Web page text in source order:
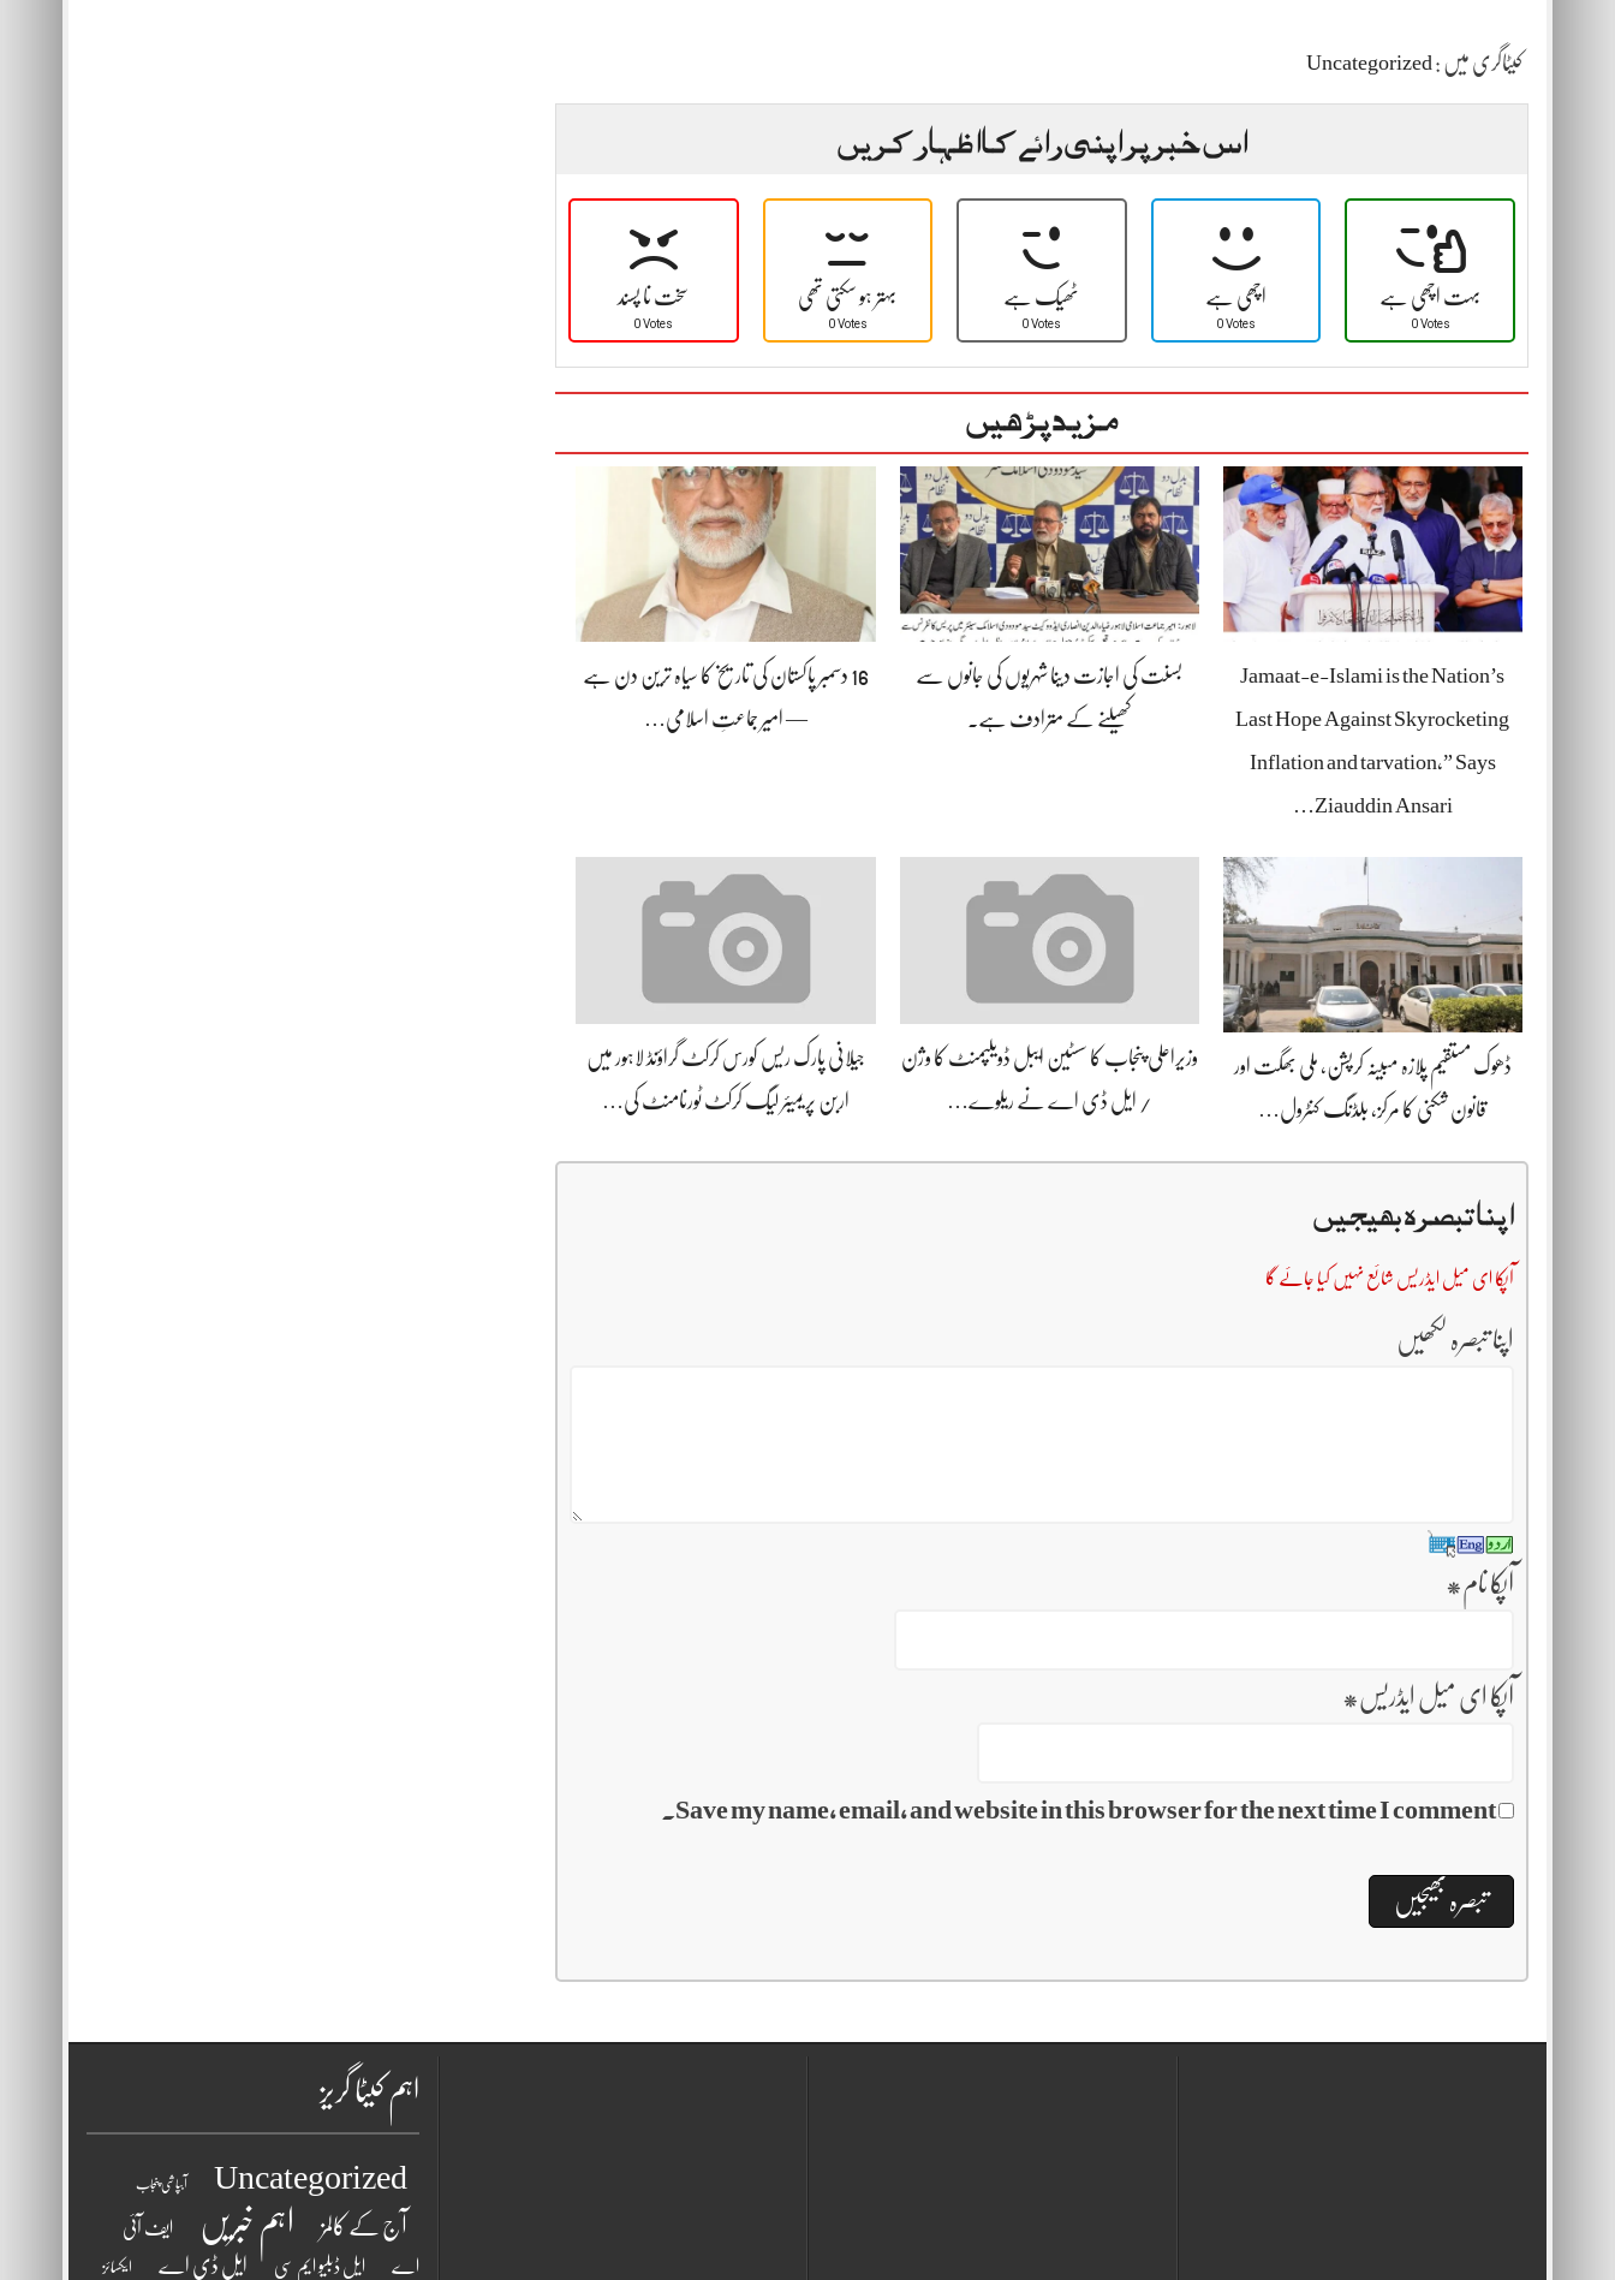
کیٹاگری میں : Uncategorized
اس خبر پر اپنی رائے کا اظہار کریں
سخت نا پسند
0 Votes
بہتر ہو سکتی تھی
0 Votes
ٹھیک ہے
0 Votes
اچھی ہے
0 Votes
بہت اچھی ہے
0 Votes
مزید پڑھیں
Jamaat-e-Islami is the Nation’s
Last Hope Against Skyrocketing
Inflation and tarvation,” Says
Ziauddin Ansari…
بسنت کی اجازت دینا شہریوں کی جانوں سے
کھیلنے کے مترادف ہے۔
16 دسمبر پاکستان کی تاریخ کا سیاہ ترین دن ہے
— امیر جماعتِ اسلامی…
ڈھوک مستقیم پلازہ مبینہ کرپشن، ملی بھگت اور
قانون شکنی کا مرکز، بلڈنگ کنٹرول…
وزیراعلی پنجاب کا سسٹین ایبل ڈویلپمنٹ کا وژن
/ ایل ڈی اے نے ریلوے…
جیلانی پارک ریس کورس کرکٹ گراؤنڈ لاہور میں
اربن پریمیئر لیگ کرکٹ ٹورنامنٹ کی…
اپنا تبصرہ بھیجیں
آپکا ای میل ایڈریس شائع نہیں کیا جائے گا
اپنا تبصرہ لکھیں
آپکا نام *
آپکا ای میل ایڈریس *
Save my name, email, and website in this browser for the next time I comment.
اہم کیٹا گریز
Uncategorized آبپاشی پنجاب
آج کے کالمز اہم خبریں ایف آئی
اے ایل ڈبلیو ایم سی ایل ڈی اے ایکسائز